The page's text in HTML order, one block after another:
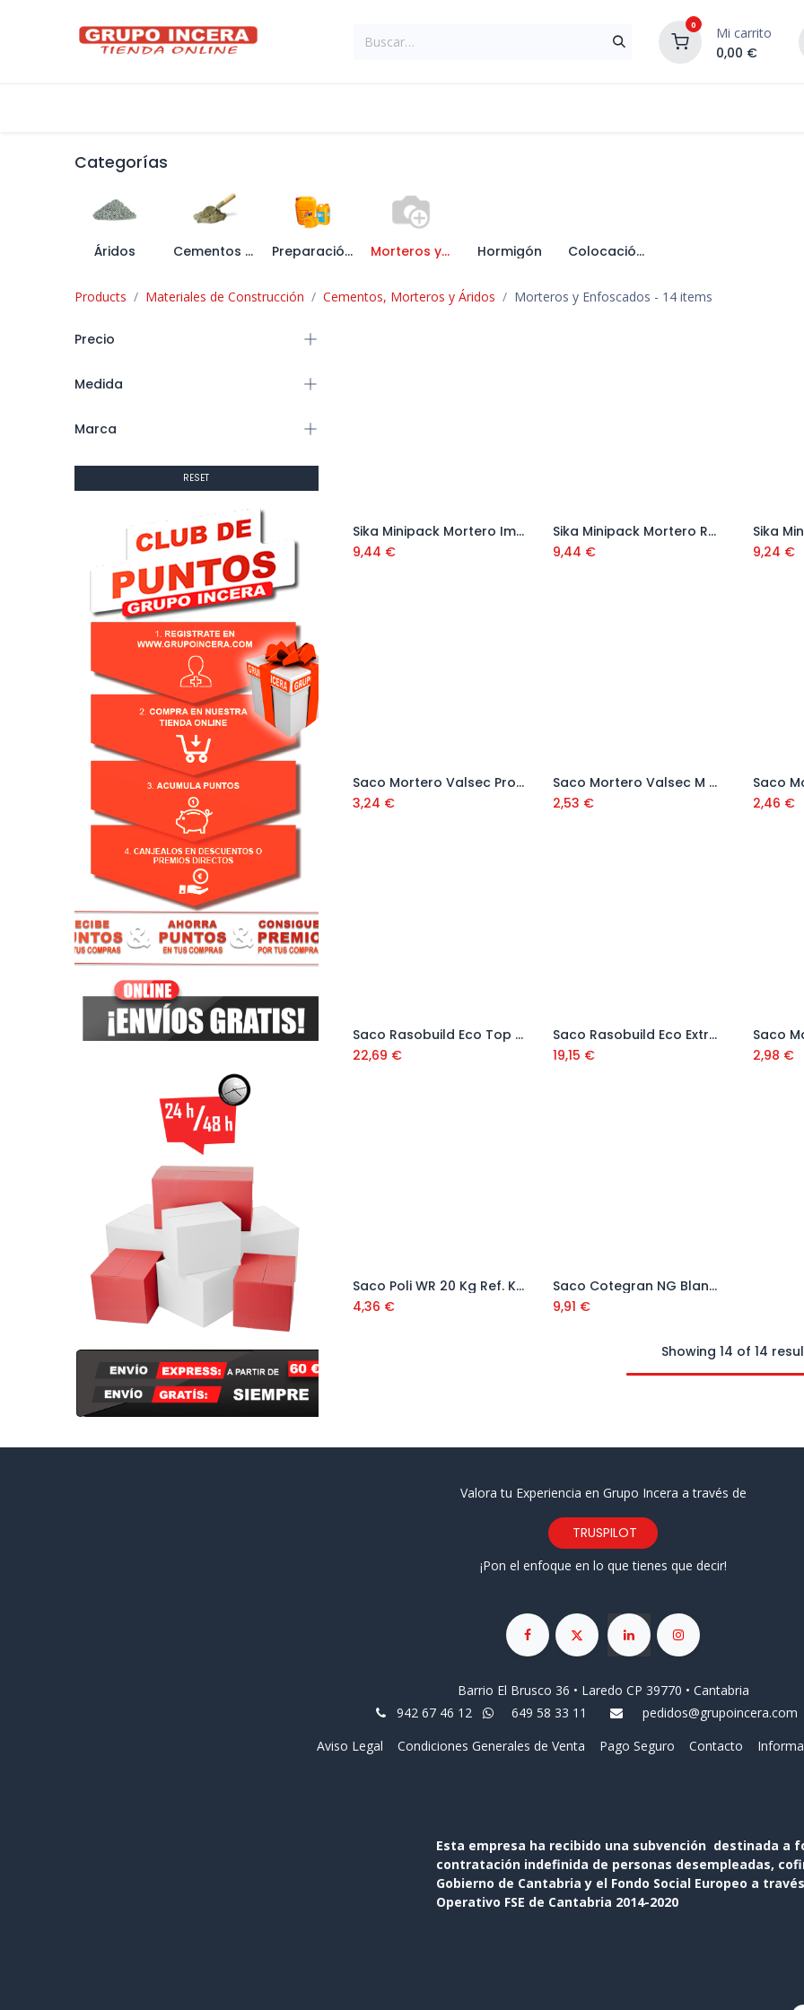
0 Mi carrito
0,00 €
Categorías
Áridos Cementos y Cales Preparación de Soportes y Aditivos Morteros y Enfoscados Hormigón Colocación de Cerámica
Products Materiales de Construcción Cementos, Morteros y Áridos Morteros y Enfoscados - 14 items
Precio
Medida
Marca
RESET
Añadir al carrito
Sika Minipack Mortero Impermeabilizante Gris 5 kg
9,44 €
Añadir al carrito
Sika Minipack Mortero Rápido Gris 5 kg
9,44 € 9,24 €
Añadir al carrito
Saco Mortero Valsec Proyectar Exterior Gris 25 Kg
3,24 €
Añadir al carrito
Saco Mortero Valsec M 7,5 Hidrófugo Gris 25 Kg (saco verde)
2,53 € 2,46 €
Añadir al carrito
Saco Rasobuild Eco Top Fino Blanco 25 Kg Ref. K70548
22,69 €
Añadir al carrito
Saco Rasobuild Eco Extrafino Blanco 20 Kg Ref. K01842
19,15 € 2,98 €
Añadir al carrito
Saco Poli WR 20 Kg Ref. K75990
4,36 €
Añadir al carrito
Saco Cotegran NG Blanco 01 25 Kg
9,91 €
Showing 14 of 14
Valora tu Experiencia en Grupo Incera a través de
TRUSPILOT
¡Pon el enfoque en lo que tienes que decir!
Barrio El Brusco 36 • Laredo CP 39770 • Cantabria
942 67 46 12
649 58 33 11
pedidos@grupoincera.com
Aviso Legal
Condiciones Generales de Venta Pago Seguro Contacto
Esta empresa ha recibido una subvención destinada a
contratación indefinida de personas desempleadas,
Gobierno de Cantabria y el Fondo Social Europeo a
Operativo FSE de Cantabria 2014-2020